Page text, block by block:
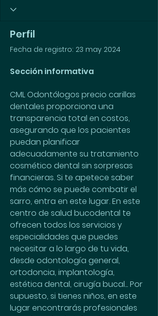
Perfil
Fecha de registro: 23 may 2024
Sección informativa
CML Odontólogos precio carillas
dentales proporciona una
transparencia total en costos,
asegurando que los pacientes
puedan planificar
adecuadamente su tratamiento
cosmético dental sin sorpresas
financieras. Si te apetece saber
más cómo se puede combatir el
sarro, entra en este lugar. En este
centro de salud bucodental te
ofrecen todos los servicios y
especialidades que puedes
necesitar a lo largo de tu vida,
desde odontología general,
ortodoncia, implantología,
estética dental, cirugía bucal... Por
supuesto, si tienes niños, en este
lugar encontrarás profesionales